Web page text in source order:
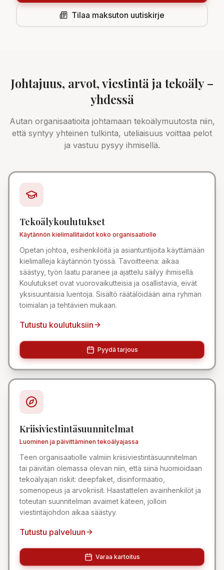
Tilaa maksuton uutiskirje
Johtajuus, arvot, viestintä ja tekoäly –
yhdessä
Autan organisaatioita johtamaan tekoälymuutosta niin,
että syntyy yhteinen tulkinta, uteliaisuus voittaa pelot
ja vastuu pysyy ihmisellä.
Tekoälykoulutukset
Käytännön kielimallitaidot koko organisaatiolle
Opetan johtoa, esihenkilöitä ja asiantuntijoita käyttämään
kielimalleja käytännön työssä. Tavoitteena: aikaa
säästyy, työn laatu paranee ja ajattelu säilyy ihmisellä.
Koulutukset ovat vuorovaikutteisia ja osallistavia, eivät
yksisuuntaisia luentoja. Sisältö räätälöidään aina ryhmän
toimialan ja tehtävien mukaan.
Tutustu koulutuksiin
Pyydä tarjous
Kriisiviestintäsuunnitelmat
Luominen ja päivittäminen tekoälyajassa
Teen organisaatiolle valmiin kriisiviestintäsuunnitelman
tai päivitän olemassa olevan niin, että siinä huomioidaan
tekoälyajan riskit: deepfaket, disinformaatio,
somenopeus ja arvokriisit. Haastattelen avainhenkilöt ja
toteutan suunnitelman avaimet käteen, jolloin
viestintäjohdon aikaa säästyy.
Tutustu palveluun
Varaa kartoitus